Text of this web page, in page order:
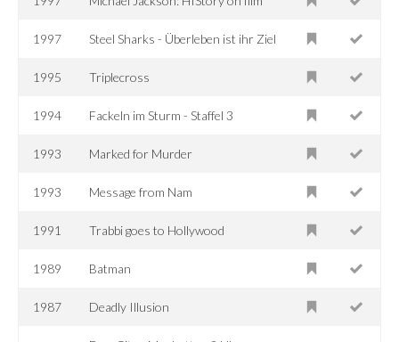
1997 Steel Sharks - Überleben ist ihr Ziel
1995 Triplecross
1994 Fackeln im Sturm - Staffel 3
1993 Marked for Murder
1993 Message from Nam
1991 Trabbi goes to Hollywood
1989 Batman
1987 Deadly Illusion